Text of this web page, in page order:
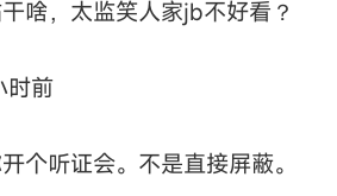
啥，太监笑人家jb不好看？
时前
个听证会。不是直接屏蔽。